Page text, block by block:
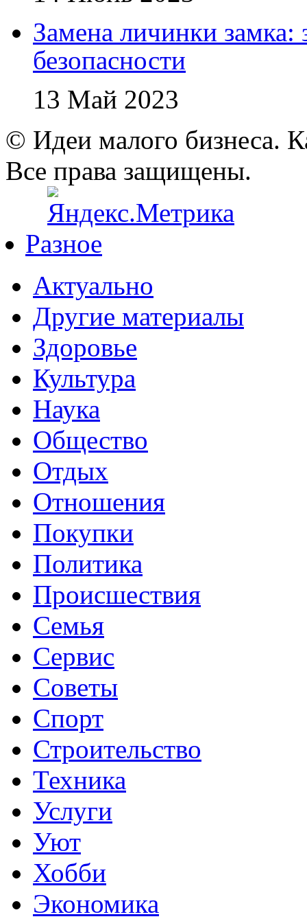
Замена личинки замка:
безопасности
13 Май 2023
© Идеи малого бизнеса.
Все права защищены.
Разное
Актуально
Другие материалы
Здоровье
Культура
Наука
Общество
Отдых
Отношения
Покупки
Политика
Происшествия
Семья
Сервис
Советы
Спорт
Строительство
Техника
Услуги
Уют
Хобби
Экономика